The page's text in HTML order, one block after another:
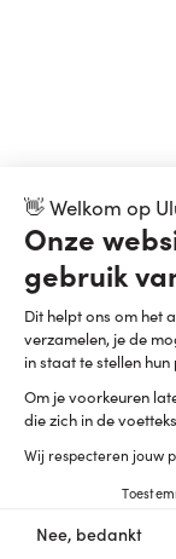
👋 Welkom op
Onze
gebruik
Dit helpt ons om het
verzamelen, je de
in staat te stellen
Om je voorkeuren
die zich in de
Wij respecteren jouw
Nee, bedankt